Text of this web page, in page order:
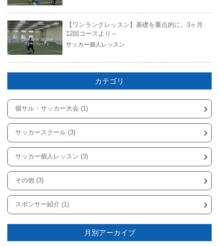
【ワンランクレッスン】基礎を重点的に。3ヶ月
12回コースより～
サッカー個人レッスン
カテゴリ
個サル・サッカー大会 (1)
サッカースクール (3)
サッカー個人レッスン (3)
その他 (3)
スポンサー紹介 (1)
月別アーカイブ